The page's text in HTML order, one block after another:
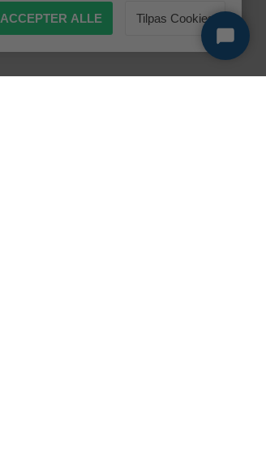
ACCEPTER ALLE Tilpas Cookies